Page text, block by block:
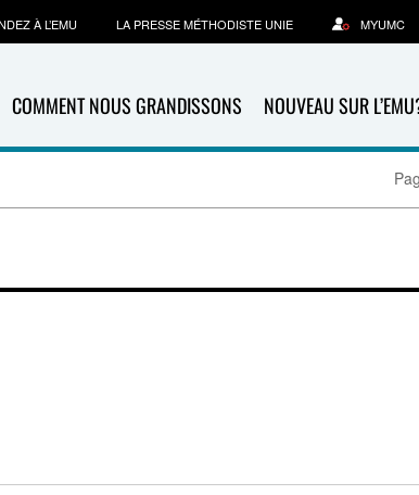
COMMENT NOUS GRANDISSONS NOUVEAU SUR
À L’EMU LA PRESSE MÉTHODISTE UNIE MYUMC